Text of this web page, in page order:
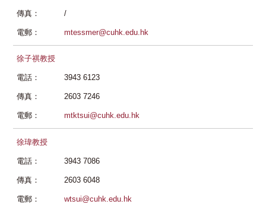
傳真： /
電郵： mtessmer@cuhk.edu.hk
徐子祺教授
電話： 3943 6123
傳真： 2603 7246
電郵： mtktsui@cuhk.edu.hk
徐瑋教授
電話： 3943 7086
傳真： 2603 6048
電郵： wtsui@cuhk.edu.hk